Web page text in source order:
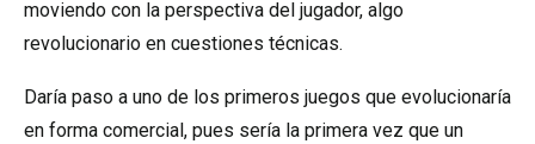
moviendo con la perspectiva del jugador, algo
revolucionario en cuestiones técnicas.
Daría paso a uno de los primeros juegos que evolucionaría
en forma comercial, pues sería la primera vez que un